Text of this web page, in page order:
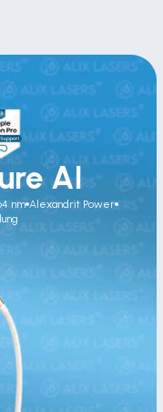
AI
nm Alexandrit Power